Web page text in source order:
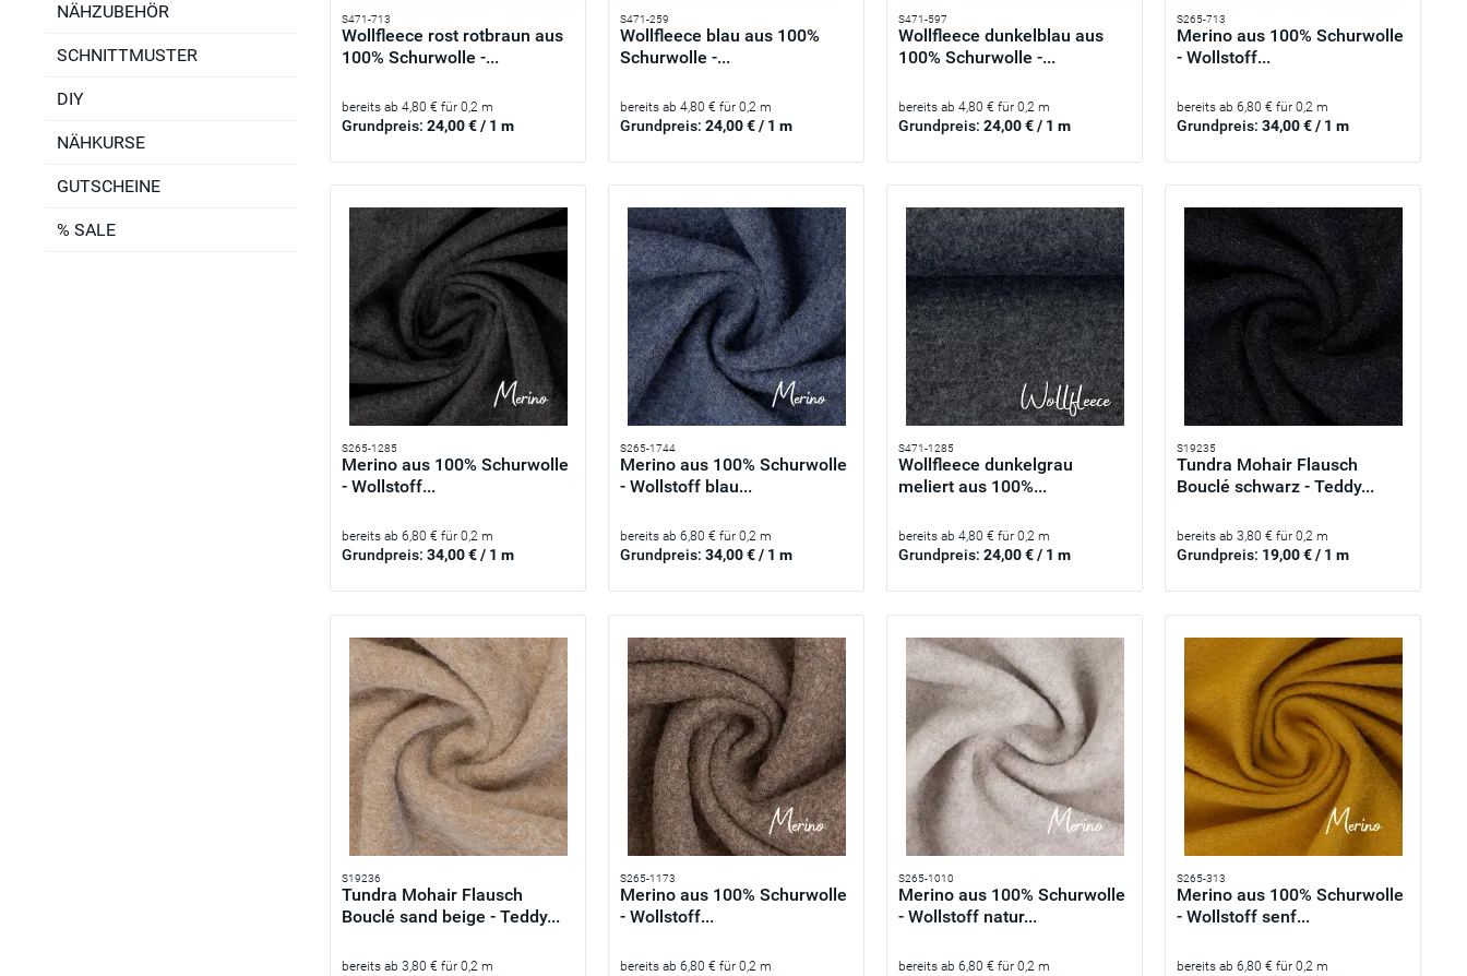
NÄHZUBEHÖR
SCHNITTMUSTER
DIY
NÄHKURSE
GUTSCHEINE
% SALE
S471-713
Wollfleece rost rotbraun aus
100% Schurwolle -...
bereits ab 4,80 € für 0,2 m
Grundpreis:24,00 € / 1 m
S471-259
Wollfleece blau aus 100%
Schurwolle -...
bereits ab 4,80 € für 0,2 m
Grundpreis:24,00 € / 1 m
S471-597
Wollfleece dunkelblau aus
100% Schurwolle -...
bereits ab 4,80 € für 0,2 m
Grundpreis:24,00 € / 1 m
S265-713
Merino aus 100% Schurwolle
- Wollstoff...
bereits ab 6,80 € für 0,2 m
Grundpreis:34,00 € / 1 m
S265-1285
Merino aus 100% Schurwolle
- Wollstoff...
bereits ab 6,80 € für 0,2 m
Grundpreis:34,00 € / 1 m
S265-1744
Merino aus 100% Schurwolle
- Wollstoff blau...
bereits ab 6,80 € für 0,2 m
Grundpreis:34,00 € / 1 m
S471-1285
Wollfleece dunkelgrau
meliert aus 100%...
bereits ab 4,80 € für 0,2 m
Grundpreis:24,00 € / 1 m
S19235
Tundra Mohair Flausch
Bouclé schwarz - Teddy...
bereits ab 3,80 € für 0,2 m
Grundpreis: 19,00 € / 1 m
S19236
Tundra Mohair Flausch
Bouclé sand beige - Teddy...
bereits ab 3,80 € für 0,2 m
S265-1173
Merino aus 100% Schurwolle
- Wollstoff...
bereits ab 6,80 € für 0,2 m
S265-1010
Merino aus 100% Schurwolle
- Wollstoff natur...
bereits ab 6,80 € für 0,2 m
S265-313
Merino aus 100% Schurwolle
- Wollstoff senf...
bereits ab 6,80 € für 0,2 m